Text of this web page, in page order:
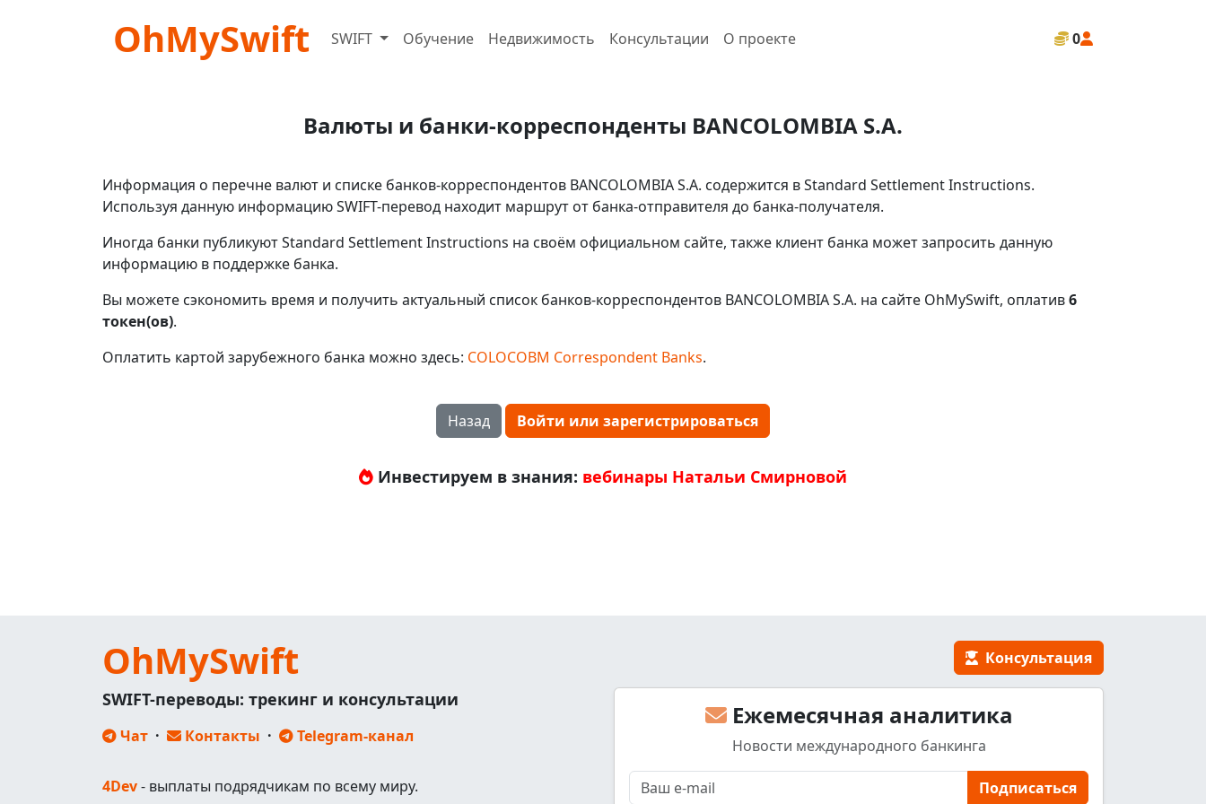
OhMySwift SWIFT Обучение Недвижимость Консультации О проекте 0
Валюты и банки-корреспонденты BANCOLOMBIA S.A.
Информация о перечне валют и списке банков-корреспондентов BANCOLOMBIA S.A. содержится в Standard Settlement Instructions.
Используя данную информацию SWIFT-перевод находит маршрут от банка-отправителя до банка-получателя.
Иногда банки публикуют Standard Settlement Instructions на своём официальном сайте, также клиент банка может запросить данную
информацию в поддержке банка.
Вы можете сэкономить время и получить актуальный список банков-корреспондентов BANCOLOMBIA S.A. на сайте OhMySwift, оплатив6
токен(ов).
Оплатить картой зарубежного банка можно здесь: COLOCOBM Correspondent Banks.
Назад Войти или зарегистрироваться
Инвестируем в знания: вебинары Натальи Смирновой
OhMySwift Консультация
SWIFT-переводы: трекинг и консультации
Чат · Контакты · Telegram-канал
4Dev- выплаты подрядчикам по всему миру.
Ежемесячная аналитика
Новости международного банкинга
Подписаться